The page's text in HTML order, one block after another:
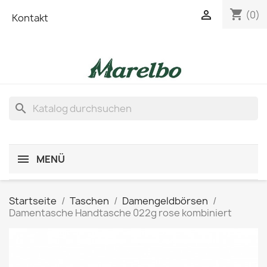
Kontakt shopping_cart (0)

search
MENÜ
Startseite Taschen
Damengeldbörsen
Damentasche Handtasche 022g rose kombiniert